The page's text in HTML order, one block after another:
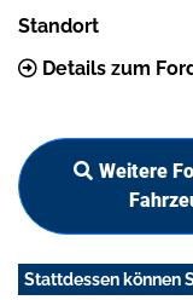
Standort
Details zum
Weitere
Stattdessen können